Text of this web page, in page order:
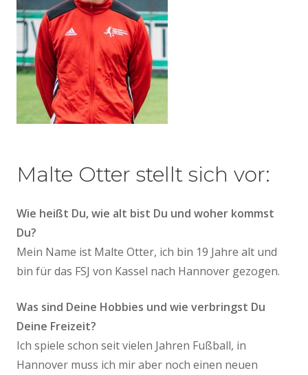
Malte Otter stellt sich vor:
Wie heißt Du, wie alt bist Du und woher kommst
Du?
Mein Name ist Malte Otter, ich bin 19 Jahre alt und
bin für das FSJ von Kassel nach Hannover gezogen.
Was sind Deine Hobbies und wie verbringst Du
Deine Freizeit?
Ich spiele schon seit vielen Jahren Fußball, in
Hannover muss ich mir aber noch einen neuen